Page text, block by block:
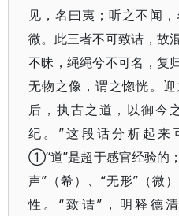
见，名曰夷；听之不闻
微。此三者不可致诘，故
不昧，绳绳兮不可名，复
无物之像，谓之惚恍。
后，执古之道，以御今
纪。”这段话分析起来
①“道”是超于感官经验的
声”（希）、“无形”（微
性。“致诘”，明释德